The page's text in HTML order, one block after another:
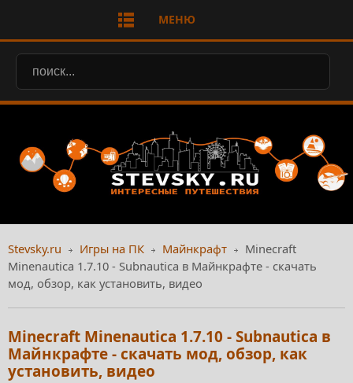
МЕНЮ
Stevsky.ru Игры на ПК Майнкрафт
Minecraft
Minenautica 1.7.10 - Subnautica в Майнкрафте - скачать
мод, обзор, как установить, видео
Minecraft Minenautica 1.7.10 - Subnautica в
Майнкрафте - скачать мод, обзор, как
установить, видео